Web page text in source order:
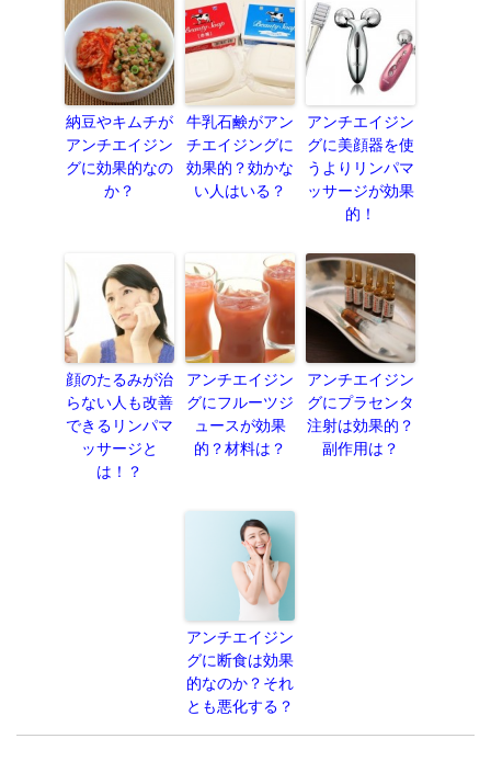
納豆やキムチが
アンチエイジン
グに効果的なの
か？
牛乳石鹸がアン
チエイジングに
効果的？効かな
い人はいる？
アンチエイジン
グに美顔器を使
うよりリンパマ
ッサージが効果
的！
顔のたるみが治
らない人も改善
できるリンパマ
ッサージと
は！？
アンチエイジン
グにフルーツジ
ュースが効果
的？材料は？
アンチエイジン
グにプラセンタ
注射は効果的？
副作用は？
アンチエイジン
グに断食は効果
的なのか？それ
とも悪化する？